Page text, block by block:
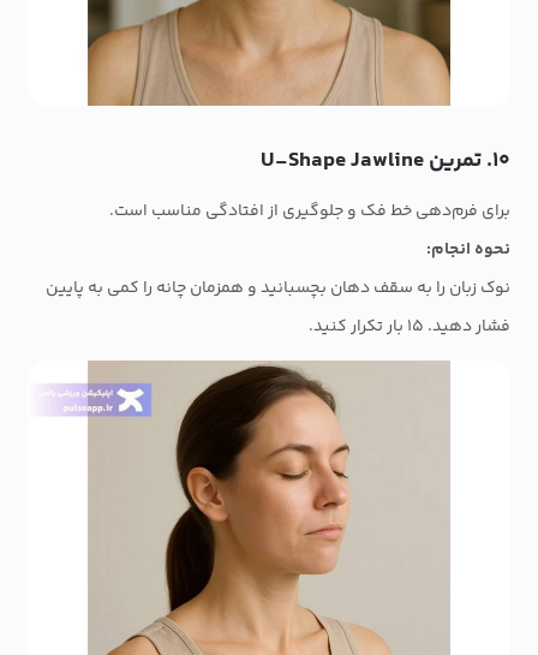
۱۰. تمرین U-Shape Jawline
برای فرم‌دهی خط فک و جلوگیری از افتادگی مناسب است.
نحوه انجام:
نوک زبان را به سقف دهان بچسبانید و همزمان چانه را کمی به پایین
فشار دهید. ۱۵ بار تکرار کنید.